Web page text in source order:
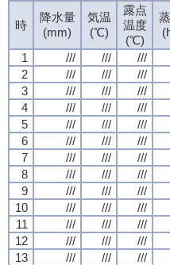
時
降水量
(mm)
気温
(℃)
露点
温度
(℃)
1
/// /// ///
2
/// /// ///
3
/// /// ///
4
/// /// ///
5
/// /// ///
6
/// /// ///
7
/// /// ///
8
/// /// ///
9
/// /// ///
10
/// /// ///
11
/// /// ///
12
/// /// ///
13
/// /// ///